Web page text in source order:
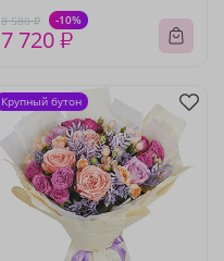
8 580 ₽ -10%
7 720 ₽
Крупный бутон